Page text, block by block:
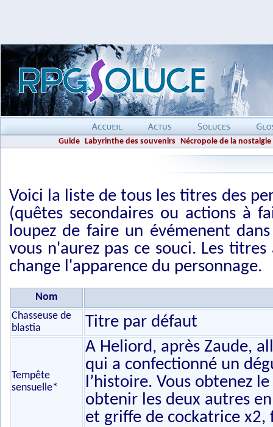
Guide Labyrinthe des souvenirs Nécropole de la nostalgie
Voici la liste de tous les titres des
(quêtes secondaires ou actions à
loupez de faire un évémenent
vous n'aurez pas ce souci. Les
change l'apparence du personnage.
Nom
Chasseuse de
blastia
Titre par défaut
Tempête
sensuelle*
A Heliord, après Zaude,
qui a confectionné un
l’histoire. Vous obtenez
obtenir les deux autres
et griffe de cockatrice